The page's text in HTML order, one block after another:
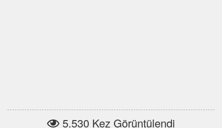
5.530 Kez Görüntülendi